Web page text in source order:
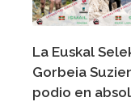
La Euskal
Gorbeia
podio en